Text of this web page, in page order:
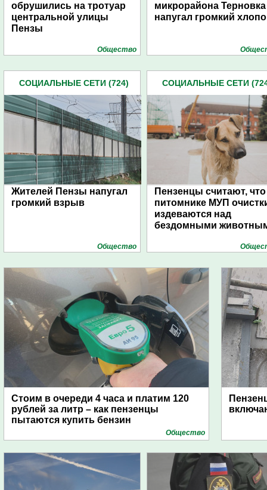
обрушились на тротуар
центральной улицы
Пензы
Общество
микрорайона Терновка
напугал громкий
СОЦИАЛЬНЫЕ СЕТИ (724)
Жителей Пензы напугал
громкий взрыв
Общество
СОЦИАЛЬНЫЕ СЕТИ
Пензенцы считают,
питомнике МУП
издеваются над
бездомными
Стоим в очереди 4 часа и платим 120
рублей за литр – как пензенцы
пытаются купить бензин
Общество